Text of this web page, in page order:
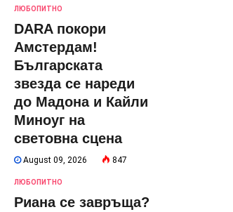
ЛЮБОПИТНО
DARA покори
Амстердам!
Българската
звезда се нареди
до Мадона и Кайли
Миноуг на
световна сцена
August 09, 2026 847
ЛЮБОПИТНО
Риана се завръща?